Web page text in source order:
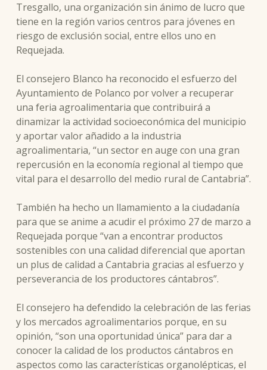
Tresgallo, una organización sin ánimo de lucro que
tiene en la región varios centros para jóvenes en
riesgo de exclusión social, entre ellos uno en
Requejada.
El consejero Blanco ha reconocido el esfuerzo del
Ayuntamiento de Polanco por volver a recuperar
una feria agroalimentaria que contribuirá a
dinamizar la actividad socioeconómica del municipio
y aportar valor añadido a la industria
agroalimentaria, “un sector en auge con una gran
repercusión en la economía regional al tiempo que
vital para el desarrollo del medio rural de Cantabria”.
También ha hecho un llamamiento a la ciudadanía
para que se anime a acudir el próximo 27 de marzo a
Requejada porque “van a encontrar productos
sostenibles con una calidad diferencial que aportan
un plus de calidad a Cantabria gracias al esfuerzo y
perseverancia de los productores cántabros”.
El consejero ha defendido la celebración de las ferias
y los mercados agroalimentarios porque, en su
opinión, “son una oportunidad única” para dar a
conocer la calidad de los productos cántabros en
aspectos como las características organolépticas, el